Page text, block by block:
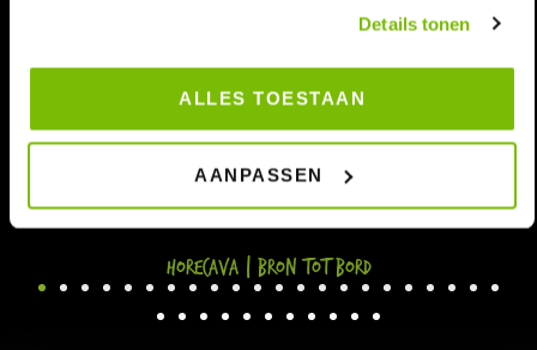
Details tonen
ALLES TOESTAAN
AANPASSEN
Horecava | Bron tot Bord